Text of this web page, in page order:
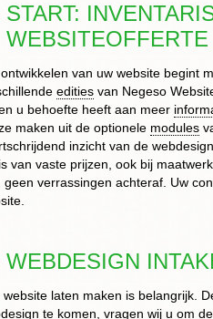
START:
WEBSITEOFFERTE
van uw website begint
editiesvan Negeso
u behoefte heeft aan meer
maken uit de optionele modules
inzicht van de
van vaste prijzen, ook bij
geen verrassingen achteraf. Uw
WEBDESIGN
website laten maken is belangrijk.
te komen, vragen wij u om